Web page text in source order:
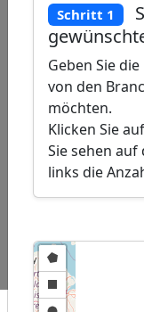
Beliebte
Schritt 1
Geben Sie
von den
möchten.
Klicken Sie
Sie sehen
links die